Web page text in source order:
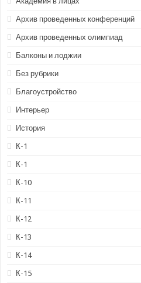
Архив проведенных конференций
Архив проведенных олимпиад
Балконы и лоджии
Без рубрики
Благоустройство
Интерьер
История
К-1
К-1
К-10
К-11
К-12
К-13
К-14
К-15